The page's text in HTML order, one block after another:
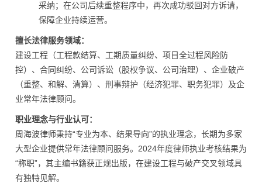
采纳；在公司后续重整程序中，再次成功驳回对方诉请，
保障企业持续运营。
擅长法律服务领域：
建设工程（工程款结算、工期质量纠纷、项目全过程风险防
控）、合同纠纷、公司诉讼（股权争议、公司治理）、企业破产
（重整、和解、清算）、刑事辩护（经济犯罪、职务犯罪）及企
业常年法律顾问。
职业理念与行业认可：
周海波律师秉持“专业为本、结果导向”的执业理念，长期为多家
大型企业提供常年法律顾问服务。2024年度律师执业考核结果为
“称职”，其主编书籍获正规出版，在建设工程与破产交叉领域具
有独特见解。